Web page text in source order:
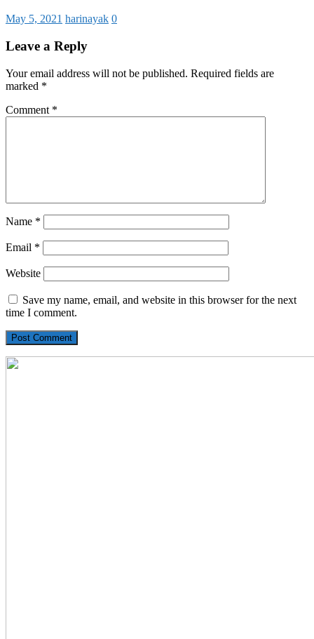
May 5, 2021 harinayak 0
Leave a Reply
Your email address will not be published. Required fields are
marked *
Comment *
Name *
Email *
Website
Save my name, email, and website in this browser for the next
time I comment.